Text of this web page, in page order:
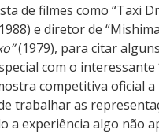
de filmes como “Taxi
e diretor de
(1979), para citar
com o
competitiva oficial a
trabalhar as
a experiência algo não